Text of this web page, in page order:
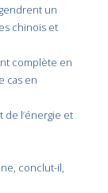
un
chinois et
complète en
cas en
de l’énergie et
conclut-il,